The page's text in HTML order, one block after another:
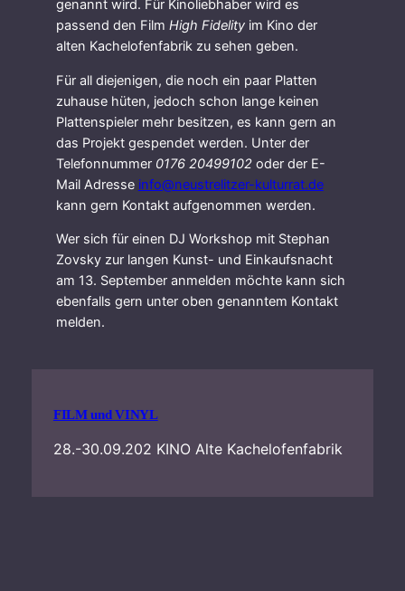
genannt wird. Für Kinoliebhaber wird es
passend den Film High Fidelityim Kino der
alten Kachelofenfabrik zu sehen geben.
Für all diejenigen, die noch ein paar Platten
zuhause hüten, jedoch schon lange keinen
Plattenspieler mehr besitzen, es kann gern an
das Projekt gespendet werden. Unter der
Telefonnummer 0176 20499102oder der E-
Mail Adresse info@neustrelitzer-kulturrat.de
kann gern Kontakt aufgenommen werden.
Wer sich für einen DJ Workshop mit Stephan
Zovsky zur langen Kunst- und Einkaufsnacht
am 13. September anmelden möchte kann sich
ebenfalls gern unter oben genanntem Kontakt
melden.
FILM und VINYL
28.-30.09.202 KINO Alte Kachelofenfabrik